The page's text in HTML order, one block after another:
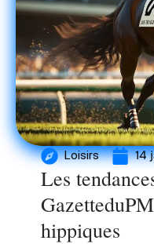
Loisirs 14
Les
hippiques